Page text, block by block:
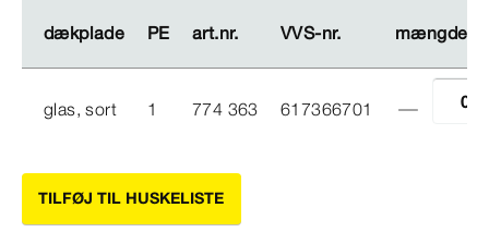
dækplade PE art.nr. VVS-​nr. mængde
dækplade PE art.nr. VVS-​nr. mængde
glas, sort 1 774 363 617366701
TILFØJ TIL HUSKELISTE